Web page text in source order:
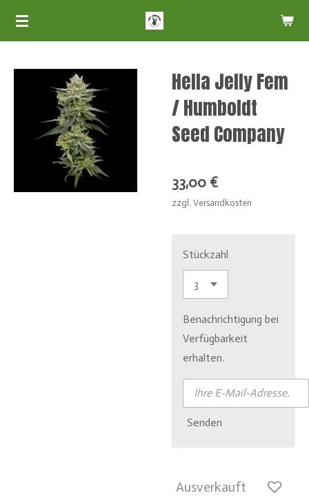
Zum
Hella Jelly Fem
/ Humboldt
Seed Company
33,00 €
zzgl. Versandkosten
Stückzahl
Benachrichtigung bei
Verfügbarkeit
erhalten.
Senden
Ausverkauft